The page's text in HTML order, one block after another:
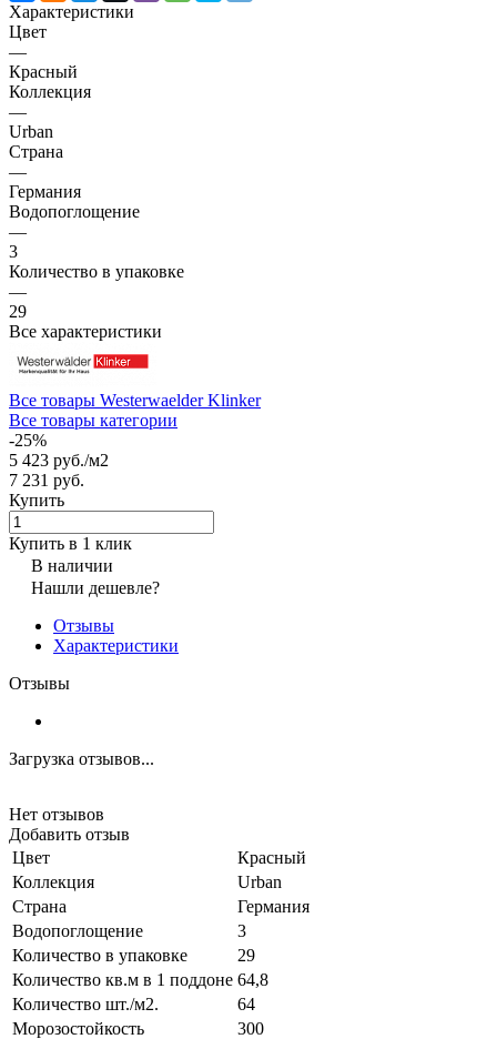
Характеристики
Цвет
—
Красный
Коллекция
—
Urban
Страна
—
Германия
Водопоглощение
—
3
Количество в упаковке
—
29
Все характеристики
Все товары Westerwaelder Klinker
Все товары категории
-25%
5 423 руб./м2
7 231 руб.
Купить
Купить в 1 клик
В наличии
Нашли дешевле?
Отзывы
Характеристики
Отзывы
Загрузка отзывов...
Нет отзывов
Добавить отзыв
Цвет
Красный
Коллекция
Urban
Страна
Германия
Водопоглощение
3
Количество в упаковке
29
Количество кв.м в 1 поддоне 64,8
Количество шт./м2.
64
Морозостойкость
300